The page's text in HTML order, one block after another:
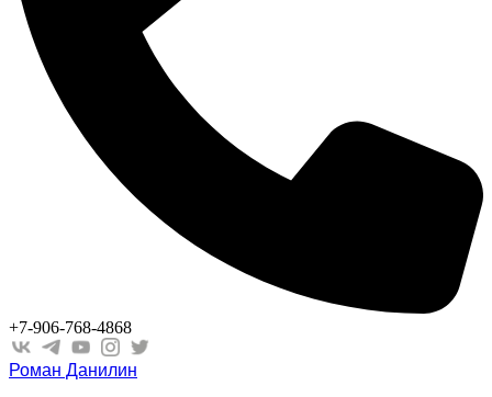
+7-906-768-4868
Роман Данилин